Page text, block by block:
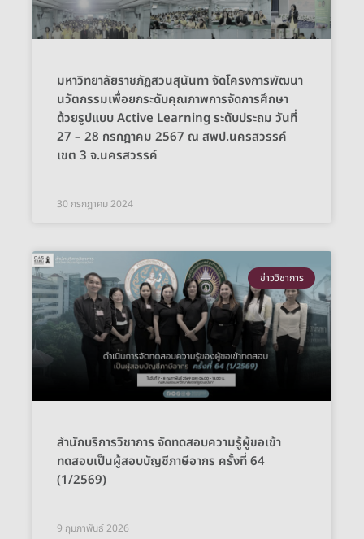
มหาวิทยาลัยราชภัฏสวนสุนันทา จัดโครงการพัฒนา
นวัตกรรมเพื่อยกระดับคุณภาพการจัดการศึกษา
ด้วยรูปแบบ Active Learning ระดับประถม วันที่
27 – 28 กรกฎาคม 2567 ณ สพป.นครสวรรค์
เขต 3 จ.นครสวรรค์
30 กรกฎาคม 2024
ข่าววิชาการ
สำนักบริการวิชาการ จัดทดสอบความรู้ผู้ขอเข้า
ทดสอบเป็นผู้สอบบัญชีภาษีอากร ครั้งที่ 64
(1/2569)
9 กุมภาพันธ์ 2026